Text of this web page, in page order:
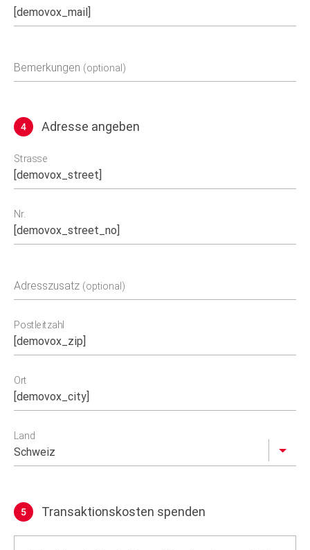
Bemerkungen (optional)
4 Adresse angeben
Adresse
Strasse
Nr.
Adresszusatz (optional)
Postleitzahl
Ort
Land
5 Transaktionskosten spenden